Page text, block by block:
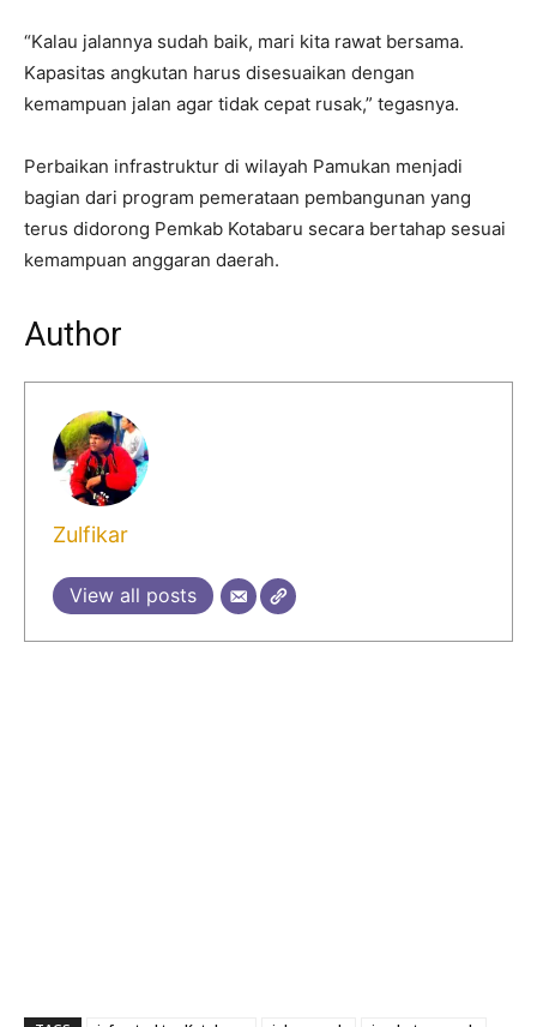
“Kalau jalannya sudah baik, mari kita rawat bersama.
Kapasitas angkutan harus disesuaikan dengan
kemampuan jalan agar tidak cepat rusak,” tegasnya.
Perbaikan infrastruktur di wilayah Pamukan menjadi
bagian dari program pemerataan pembangunan yang
terus didorong Pemkab Kotabaru secara bertahap sesuai
kemampuan anggaran daerah.
Author
Zulfikar
View all posts